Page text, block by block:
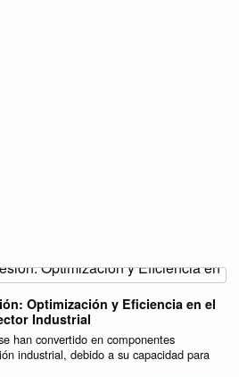
Optimización y Eficiencia en el
Industrial
han convertido en componentes
industrial, debido a su capacidad para
en una variedad de procesos. Estos